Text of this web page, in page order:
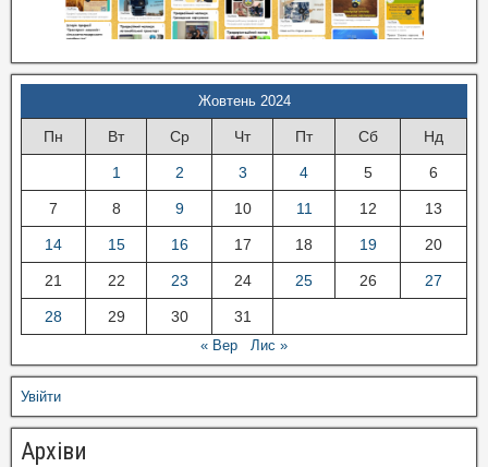
Жовтень 2024
Пн Вт Ср Чт Пт Сб Нд
1 2 3 4 5 6
7 8 9 10 11 12 13
14 15 16 17 18 19 20
21 22 23 24 25 26 27
28 29 30 31
« Вер Лис »
Увійти
Архіви